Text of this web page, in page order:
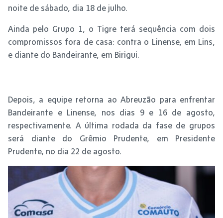
noite de sábado, dia 18 de julho.
Ainda pelo Grupo 1, o Tigre terá sequência com dois
compromissos fora de casa: contra o Linense, em Lins,
e diante do Bandeirante, em Birigui.
Depois, a equipe retorna ao Abreuzão para enfrentar
Bandeirante e Linense, nos dias 9 e 16 de agosto,
respectivamente. A última rodada da fase de grupos
será diante do Grêmio Prudente, em Presidente
Prudente, no dia 22 de agosto.